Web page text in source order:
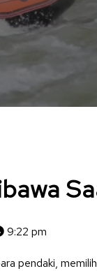
9:22 pm
pendaki,